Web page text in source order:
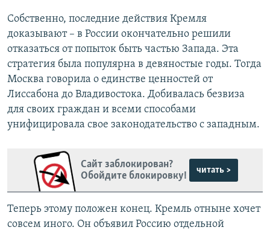
Собственно, последние действия Кремля
доказывают – в России окончательно решили
отказаться от попыток быть частью Запада. Эта
стратегия была популярна в девяностые годы. Тогда
Москва говорила о единстве ценностей от
Лиссабона до Владивостока. Добивалась безвиза
для своих граждан и всеми способами
унифицировала свое законодательство с западным.
Сайт заблокирован?
Обойдите блокировку!
читать >
Теперь этому положен конец. Кремль отныне хочет
совсем иного. Он объявил Россию отдельной